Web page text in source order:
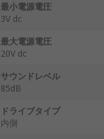
最小電源電圧
3V dc
最大電源電圧
20V dc
サウンドレベル
85dB
ドライブタイプ
内側